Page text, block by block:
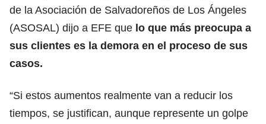
de la Asociación de Salvadoreños de Los Ángeles
(ASOSAL) dijo a EFE que lo que más preocupa a
sus clientes es la demora en el proceso de sus
casos.
“Si estos aumentos realmente van a reducir los
tiempos, se justifican, aunque represente un golpe